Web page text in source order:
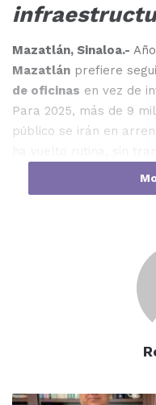
Mazatlán, Sinaloa.-
Mazatlán prefiere
de oficinas en vez de
Para 2025, más de 9
público se irán en
dependencias están
que ni siquiera
los ciudadanos pierden
sus trámites. El
Se